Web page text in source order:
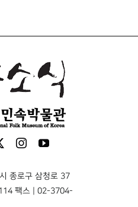
종로구 삼청로 37
팩스 | 02-3704-